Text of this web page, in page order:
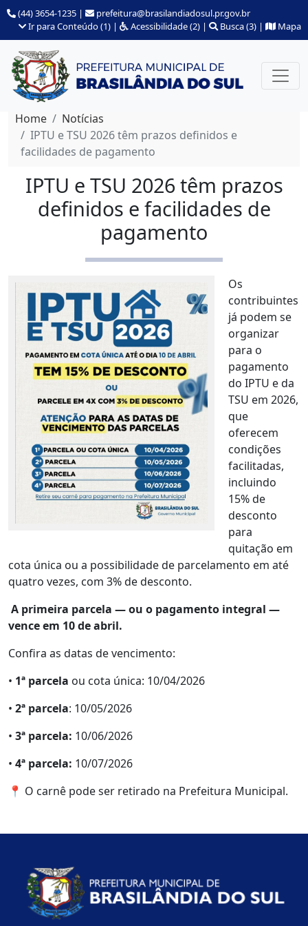
(44) 3654-1235 |
prefeitura@brasilandiadosul.pr.gov.br
Ir para Conteúdo (1) | Acessibilidade (2) | Busca (3) | Mapa
Home
Notícias
IPTU e TSU 2026 têm prazos definidos e
facilidades de pagamento
IPTU e TSU 2026 têm prazos
definidos e facilidades de
pagamento
Os
contribuintes
já podem se
organizar
para o
pagamento
do IPTU e da
TSU em 2026,
que
oferecem
condições
facilitadas,
incluindo
15% de
desconto
para
quitação em
cota única ou a possibilidade de parcelamento em até
quatro vezes, com 3% de desconto.
A primeira parcela — ou o pagamento integral —
vence em 10 de abril.
Confira as datas de vencimento:
• 1ª parcela ou cota única: 10/04/2026
• 2ª parcela: 10/05/2026
• 3ª parcela: 10/06/2026
• 4ª parcela: 10/07/2026
📍 O carnê pode ser retirado na Prefeitura Municipal.